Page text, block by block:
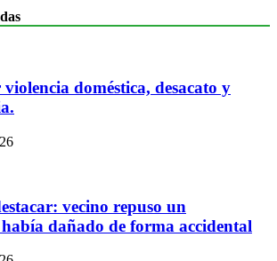
doméstica, desacato y
vecino repuso un
dañado de forma accidental